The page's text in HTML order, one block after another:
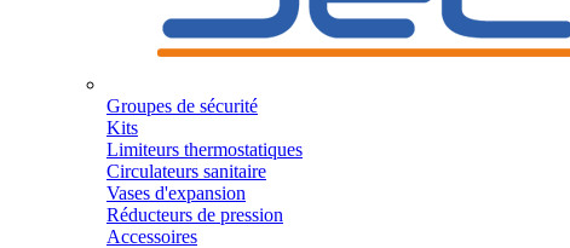
Groupes de sécurité
Kits
Limiteurs thermostatiques
Circulateurs sanitaire
Vases d'expansion
Réducteurs de pression
Accessoires